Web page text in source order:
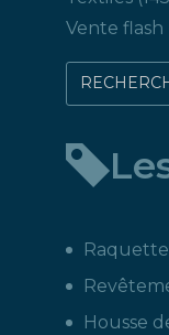
Vente flash
Housse